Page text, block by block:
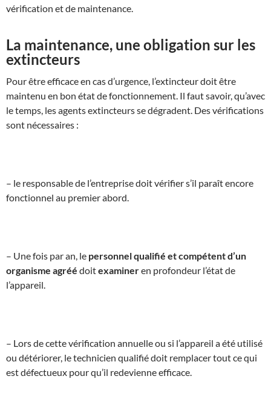
vérification et de maintenance.
La maintenance, une obligation sur les
extincteurs
Pour être efficace en cas d’urgence, l’extincteur doit être
maintenu en bon état de fonctionnement. Il faut savoir, qu’avec
le temps, les agents extincteurs se dégradent. Des vérifications
sont nécessaires :
– le responsable de l’entreprise doit vérifier s’il paraît encore
fonctionnel au premier abord.
– Une fois par an, le personnel qualifié et compétent d’un
organisme agréé doitexamineren profondeur l’état de
l’appareil.
– Lors de cette vérification annuelle ou si l’appareil a été utilisé
ou détériorer, le technicien qualifié doit remplacer tout ce qui
est défectueux pour qu’il redevienne efficace.